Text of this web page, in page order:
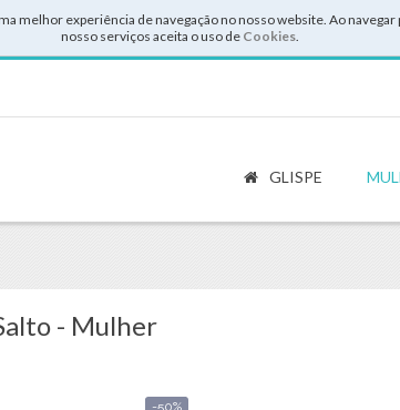
melhor experiência de navegação no nosso website. Ao
nosso serviços aceita o uso de Cookies.
GLISPE
- Mulher
-50%